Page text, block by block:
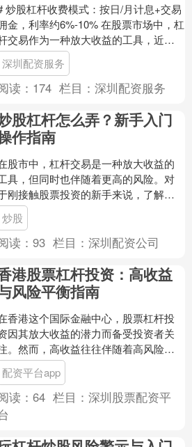
炒股杠杆收费模式：按日/月计息+交易
金，利率约6%-10% 在股票市场中，杠
交易作为一种放大收益的工具，近年
受到越来越多投资者的关注。对于希
望通过少量....
深圳配资服务
读： 174 栏目：深圳配资服务
股杠杆怎么弄？新手入门
作指南
股市中，杠杆交易是一种放大收益的
具，但同时也伴随着更高的风险。对
刚接触股票投资的新手来说，了解杠
的基本概念和操作流程至关重要。本
文将详细介绍炒股杠杆的获....
炒股
读：93 栏目：深圳配资公司
港股票杠杆投资：高收益
风险平衡指南
香港这个国际金融中心，股票杠杆投
因其放大收益的潜力而备受投资者关
。然而，高收益往往伴随着高风险，
何在追求回报的同时有效控制风险，
是每位杠杆投资者必须掌握....
配资平台app
读：64 栏目：深圳股票配资平